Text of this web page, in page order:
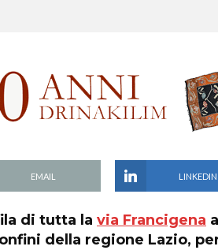
EMAIL LINKEDIN
di tutta la via Francigena
della regione Lazio,